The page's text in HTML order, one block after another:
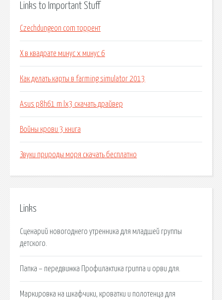
Links to Important Stuff
Czechdungeon com торрент
X в квадрате минус x минус 6
Как делать карты в farming simulator 2013
Asus p8h61 m lx3 скачать драйвер
Войны крови 3 книга
Звуки природы моря скачать бесплатно
Links
Сценарий новогоднего утренника для младшей группы
детского.
Папка – передвижка Профилактика гриппа и орви для.
Маркировка на шкафчики, кроватки и полотенца для